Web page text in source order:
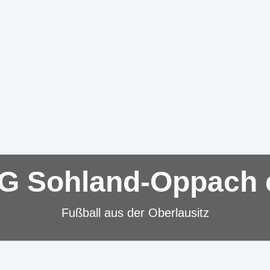
Sohland-Oppach
Fußball aus der Oberlausitz